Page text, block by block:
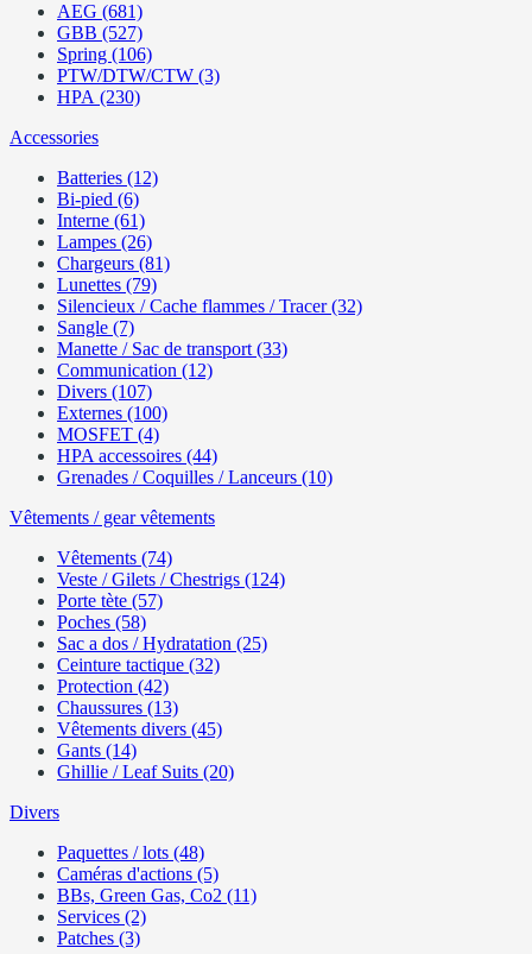
AEG (681)
GBB (527)
Spring (106)
PTW/DTW/CTW (3)
HPA (230)
Accessories
Batteries (12)
Bi-pied (6)
Interne (61)
Lampes (26)
Chargeurs (81)
Lunettes (79)
Silencieux / Cache flammes / Tracer (32)
Sangle (7)
Manette / Sac de transport (33)
Communication (12)
Divers (107)
Externes (100)
MOSFET (4)
HPA accessoires (44)
Grenades / Coquilles / Lanceurs (10)
Vêtements / gear vêtements
Vêtements (74)
Veste / Gilets / Chestrigs (124)
Porte tète (57)
Poches (58)
Sac a dos / Hydratation (25)
Ceinture tactique (32)
Protection (42)
Chaussures (13)
Vêtements divers (45)
Gants (14)
Ghillie / Leaf Suits (20)
Divers
Paquettes / lots (48)
Caméras d'actions (5)
BBs, Green Gas, Co2 (11)
Services (2)
Patches (3)